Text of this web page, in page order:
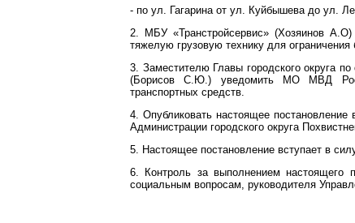
- по ул. Гагарина от ул. Куйбышева до ул.
2. МБУ «Транстройсервис» (Хозяинов А.О)
тяжелую грузовую технику для
3. Заместителю Главы городского округа
(Борисов С.Ю.) уведомить МО МВД
транспортных средств.
4. Опубликовать настоящее постановление
Администрации городского округа
5. Настоящее постановление вступает в
6. Контроль за выполнением настоящего
социальным вопросам, руководителя